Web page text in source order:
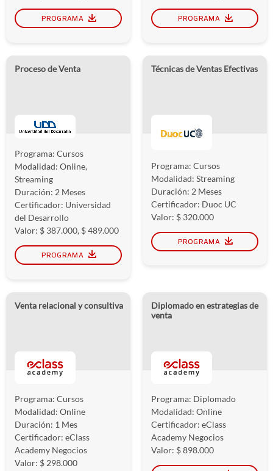
PROGRAMA PROGRAMA
Proceso de Venta
Programa: Cursos
Modalidad: Online,
Streaming
Duración: 2 Meses
Certificador: Universidad
del Desarrollo
Valor: $ 387.000, $ 489.000
PROGRAMA
Técnicas de Ventas Efectivas
Programa: Cursos
Modalidad: Streaming
Duración: 2 Meses
Certificador: Duoc UC
Valor: $ 320.000
PROGRAMA
Venta relacional y consultiva
Programa: Cursos
Modalidad: Online
Duración: 1 Mes
Certificador: eClass
Academy Negocios
Valor: $ 298.000
Diplomado en estrategias de
venta
Programa: Diplomado
Modalidad: Online
Certificador: eClass
Academy Negocios
Valor: $ 898.000